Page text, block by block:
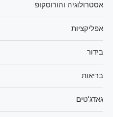
אסטרולוגיה והורוסקופ
אפליקציות
בידור
בריאות
גאדג'טים